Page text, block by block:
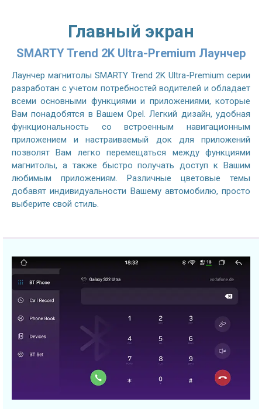
Главный экран
SMARTY Trend 2K Ultra-Premium Лаунчер
Лаунчер магнитолы SMARTY Trend 2K Ultra-Premium серии
разработан с учетом потребностей водителей и обладает
всеми основными функциями и приложениями, которые
Вам понадобятся в Вашем Opel. Легкий дизайн, удобная
функциональность со встроенным навигационным
приложением и настраиваемый док для приложений
позволят Вам легко перемещаться между функциями
магнитолы, а также быстро получать доступ к Вашим
любимым приложениям. Различные цветовые темы
добавят индивидуальности Вашему автомобилю, просто
выберите свой стиль.